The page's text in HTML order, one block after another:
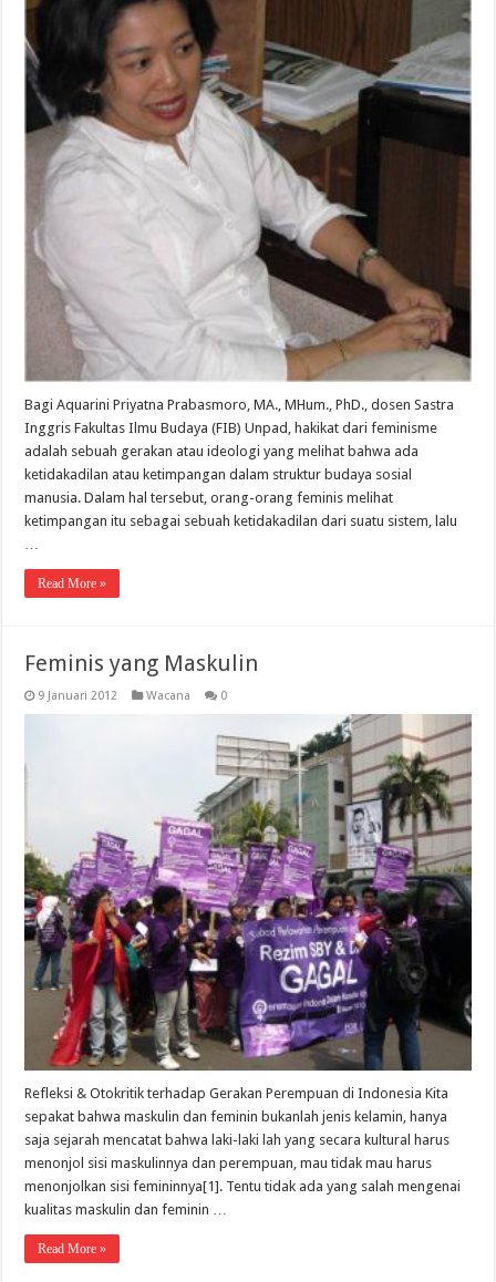
Bagi Aquarini Priyatna Prabasmoro, MA., MHum., PhD., dosen Sastra
Inggris Fakultas Ilmu Budaya (FIB) Unpad, hakikat dari feminisme
adalah sebuah gerakan atau ideologi yang melihat bahwa ada
ketidakadilan atau ketimpangan dalam struktur budaya sosial
manusia. Dalam hal tersebut, orang-orang feminis melihat
ketimpangan itu sebagai sebuah ketidakadilan dari suatu sistem, lalu
…
Read More »
Feminis yang Maskulin
9 Januari 2012 Wacana 0
Refleksi & Otokritik terhadap Gerakan Perempuan di Indonesia Kita
sepakat bahwa maskulin dan feminin bukanlah jenis kelamin, hanya
saja sejarah mencatat bahwa laki-laki lah yang secara kultural harus
menonjol sisi maskulinnya dan perempuan, mau tidak mau harus
menonjolkan sisi femininnya[1]. Tentu tidak ada yang salah mengenai
kualitas maskulin dan feminin …
Read More »